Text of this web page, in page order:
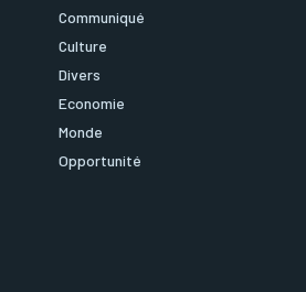
Communiqué
Culture
Divers
Economie
Monde
Opportunité